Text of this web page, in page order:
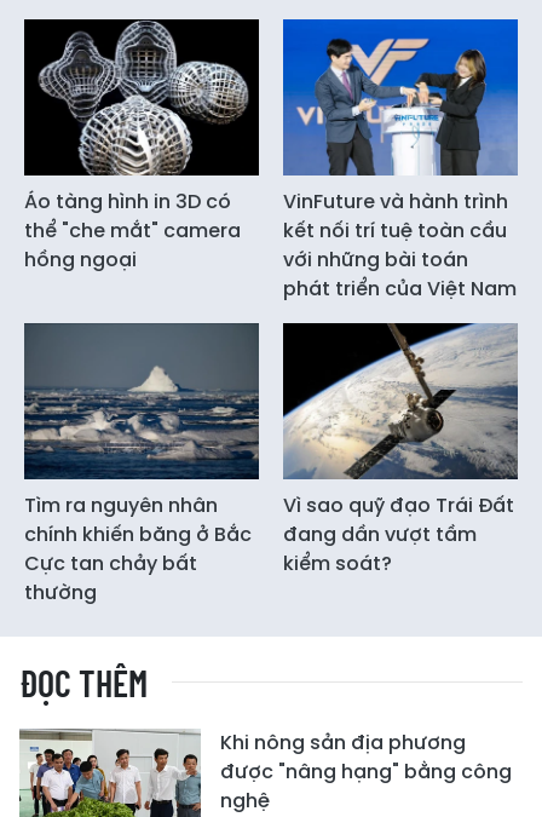
Áo tàng hình in 3D có
thể "che mắt" camera
hồng ngoại
VinFuture và hành trình
kết nối trí tuệ toàn cầu
với những bài toán
phát triển của Việt Nam
Tìm ra nguyên nhân
chính khiến băng ở Bắc
Cực tan chảy bất
thường
Vì sao quỹ đạo Trái Đất
đang dần vượt tầm
kiểm soát?
ĐỌC THÊM
Khi nông sản địa phương
được "nâng hạng" bằng công
nghệ